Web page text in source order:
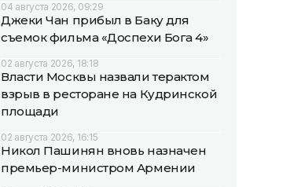
04 августа 2026, 09:29
Джеки Чан прибыл в Баку для
съемок фильма «Доспехи Бога 4»
02 августа 2026, 18:18
Власти Москвы назвали терактом
взрыв в ресторане на Кудринской
площади
02 августа 2026, 16:15
Никол Пашинян вновь назначен
премьер-министром Армении